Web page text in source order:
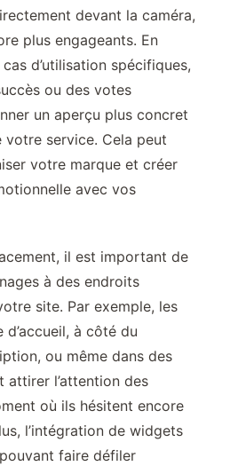
devant la caméra,
plus engageants. En
d’utilisation spécifiques,
ou des votes
un aperçu plus concret
votre service. Cela peut
votre marque et créer
avec vos
il est important de
à des endroits
site. Par exemple, les
à côté du
ou même dans des
attirer l’attention des
où ils hésitent encore
l’intégration de widgets
faire défiler